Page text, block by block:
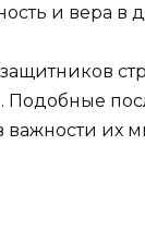
и вера в
Подобные
важности их